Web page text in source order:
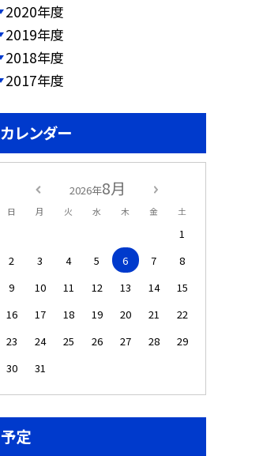
2020年度
2019年度
2018年度
2017年度
カレンダー
2026年8月
日 月 火 水 木 金 土
1
2
3 4 5 6 7
8
9
10 11 12 13 14
15
16
17 18 19 20 21
22
23
24 25 26 27 28
29
30
31
予定